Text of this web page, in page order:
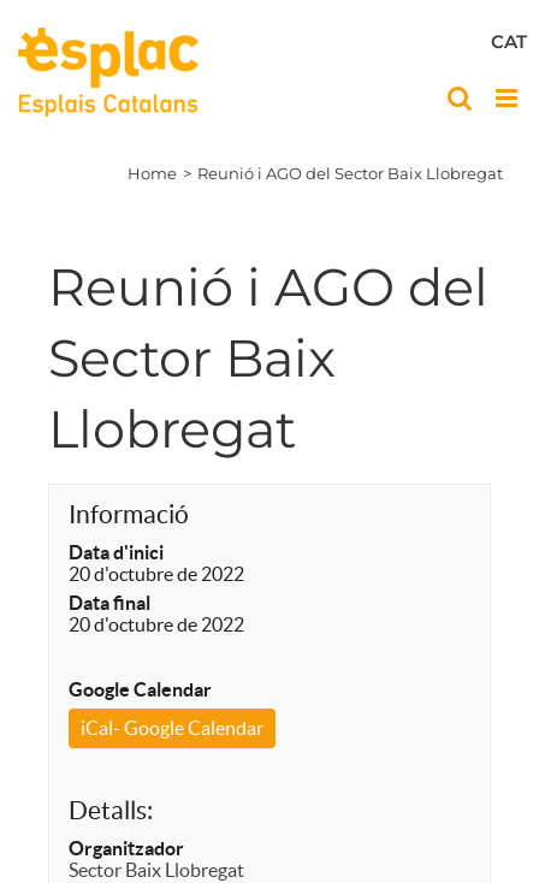
content
CAT
Home Reunió i AGO del Sector Baix Llobregat
Reunió i AGO del
Sector Baix
Llobregat
Informació
Data d'inici
20 d'octubre de 2022
Data final
20 d'octubre de 2022
Google Calendar
iCal- Google Calendar
Detalls:
Organitzador
Sector Baix Llobregat